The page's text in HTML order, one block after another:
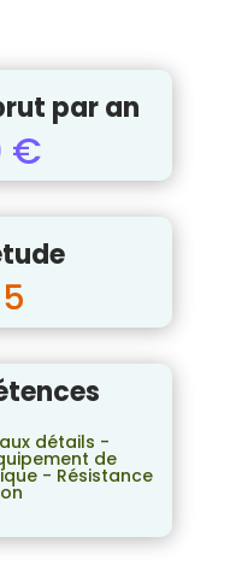
par an
€
détails -
de
- Résistance